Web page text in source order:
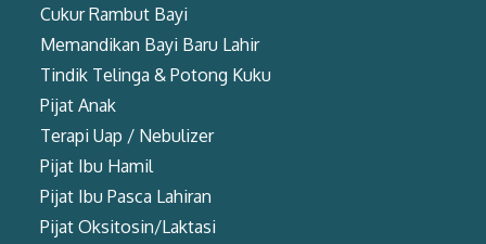
Cukur Rambut Bayi
Memandikan Bayi Baru Lahir
Tindik Telinga & Potong Kuku
Pijat Anak
Terapi Uap / Nebulizer
Pijat Ibu Hamil
Pijat Ibu Pasca Lahiran
Pijat Oksitosin/Laktasi